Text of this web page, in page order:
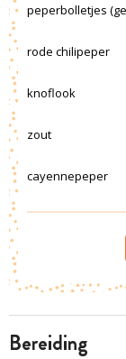
bereiding
peperbolletjes
rode chilipeper
knoflook
zout
cayennepeper